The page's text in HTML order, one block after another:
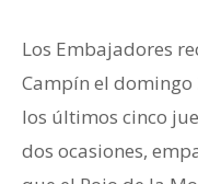
Los Embajadores
Campín el domingo
los últimos cinco
dos ocasiones,